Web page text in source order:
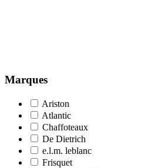
Marques
Ariston
Atlantic
Chaffoteaux
De Dietrich
e.l.m. leblanc
Frisquet